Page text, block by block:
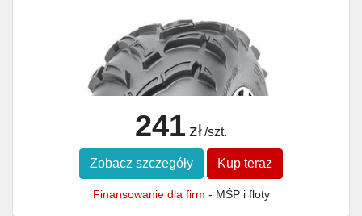
241 zł /szt.
Zobacz szczegóły Kup teraz
Finansowanie dla firm - MŚP i floty